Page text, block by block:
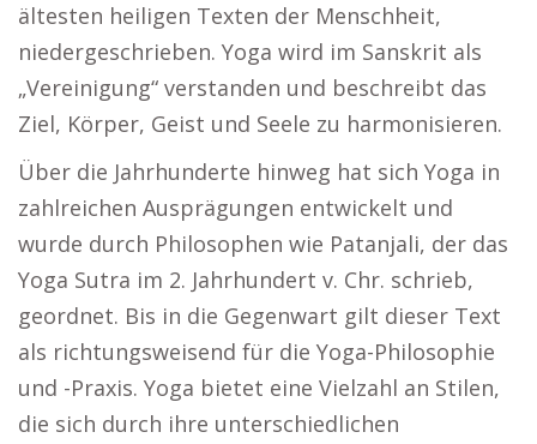
ältesten heiligen Texten der Menschheit,
niedergeschrieben. Yoga wird im Sanskrit als
„Vereinigung“ verstanden und beschreibt das
Ziel, Körper, Geist und Seele zu harmonisieren.
Über die Jahrhunderte hinweg hat sich Yoga in
zahlreichen Ausprägungen entwickelt und
wurde durch Philosophen wie Patanjali, der das
Yoga Sutra im 2. Jahrhundert v. Chr. schrieb,
geordnet. Bis in die Gegenwart gilt dieser Text
als richtungsweisend für die Yoga-Philosophie
und -Praxis. Yoga bietet eine Vielzahl an Stilen,
die sich durch ihre unterschiedlichen